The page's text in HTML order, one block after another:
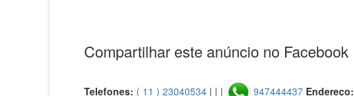
Compartilhar este anúncio no Facebook
Telefones: ( 11 ) 23040534 | | | 947444437 Endereço: